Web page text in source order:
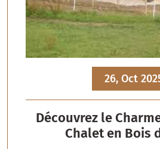
26, Oct
Découvrez le
Chalet en Bois